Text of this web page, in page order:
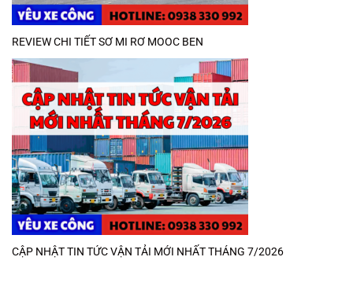
REVIEW CHI TIẾT SƠ MI RƠ MOOC BEN
CẬP NHẬT TIN TỨC VẬN TẢI MỚI NHẤT THÁNG 7/2026